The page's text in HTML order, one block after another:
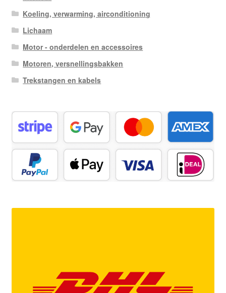
Koeling, verwarming, airconditioning
Lichaam
Motor - onderdelen en accessoires
Motoren, versnellingsbakken
Trekstangen en kabels